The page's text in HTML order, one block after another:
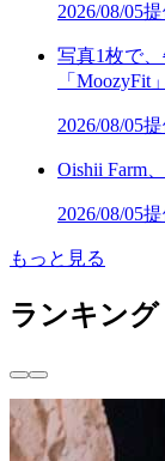
2026/08/05
写真1枚で
「MoozyFit
2026/08/05
Oishii Farm
2026/08/05提
もっと見る
ランキング